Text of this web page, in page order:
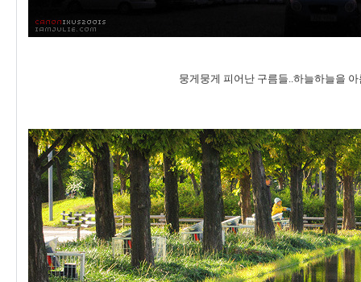
뭉게뭉게 피어난 구름들..하늘하늘을